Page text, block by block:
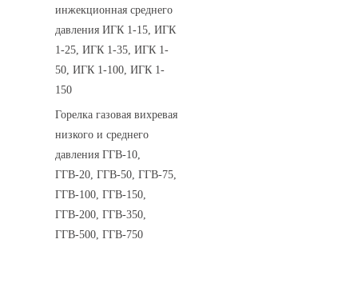
инжекционная среднего
давления ИГК 1-15, ИГК
1-25, ИГК 1-35, ИГК 1-
50, ИГК 1-100, ИГК 1-
150
Горелка газовая вихревая
низкого и среднего
давления ГГВ-10,
ГГВ-20, ГГВ-50, ГГВ-75,
ГГВ-100, ГГВ-150,
ГГВ-200, ГГВ-350,
ГГВ-500, ГГВ-750